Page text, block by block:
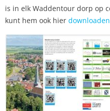
is in elk Waddentour dorp op
kunt hem ook hier downloaden